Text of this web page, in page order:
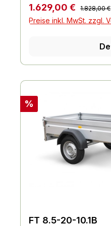
und
Lichttechnische
Verkaufspreis:
1.629,00 € Regulärer
1.828,00 €
Preise inkl. MwSt. zzgl.
Rabatt
%
FT 8.5-20-10.1B